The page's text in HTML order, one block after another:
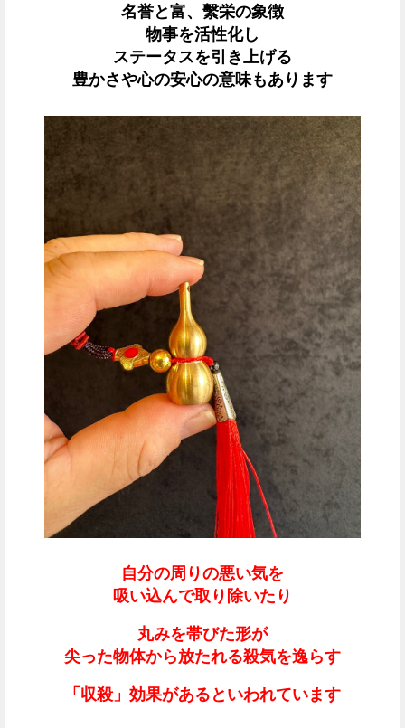
名誉と富、繫栄の象徴
物事を活性化し
ステータスを引き上げる
豊かさや心の安心の意味もあります
自分の周りの悪い気を
吸い込んで取り除いたり
丸みを帯びた形が
尖った物体から放たれる殺気を逸らす
「収殺」効果があるといわれています